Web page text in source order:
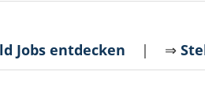
Jobs entdecken | ⇒